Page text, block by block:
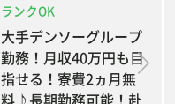
ランクOK
大手デンソーグループ
勤務！月収40万円も目
指せる！寮費2ヵ月無
料♪長期勤務可能！赴